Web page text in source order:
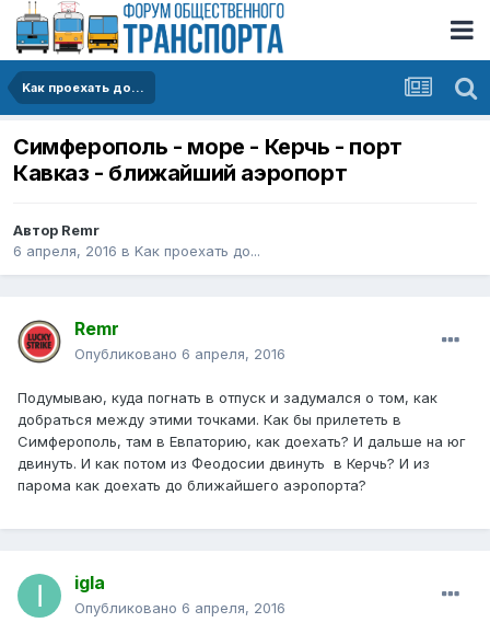
Kак проехать до...
Симферополь - море - Керчь - порт
Кавказ - ближайший аэропорт
Автор Remr
6 апреля, 2016 в Kак проехать до...
Remr
Опубликовано 6 апреля, 2016
Подумываю, куда погнать в отпуск и задумался о том, как
добраться между этими точками. Как бы прилететь в
Симферополь, там в Евпаторию, как доехать? И дальше на юг
двинуть. И как потом из Феодосии двинуть в Керчь? И из
парома как доехать до ближайшего аэропорта?
igla
Опубликовано 6 апреля, 2016